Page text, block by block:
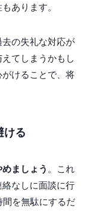
あります。
の失礼な対応が
てしまうかもし
けることで、将
ける
ましょう 。これ
なしに面談に行
間を無駄にするだ